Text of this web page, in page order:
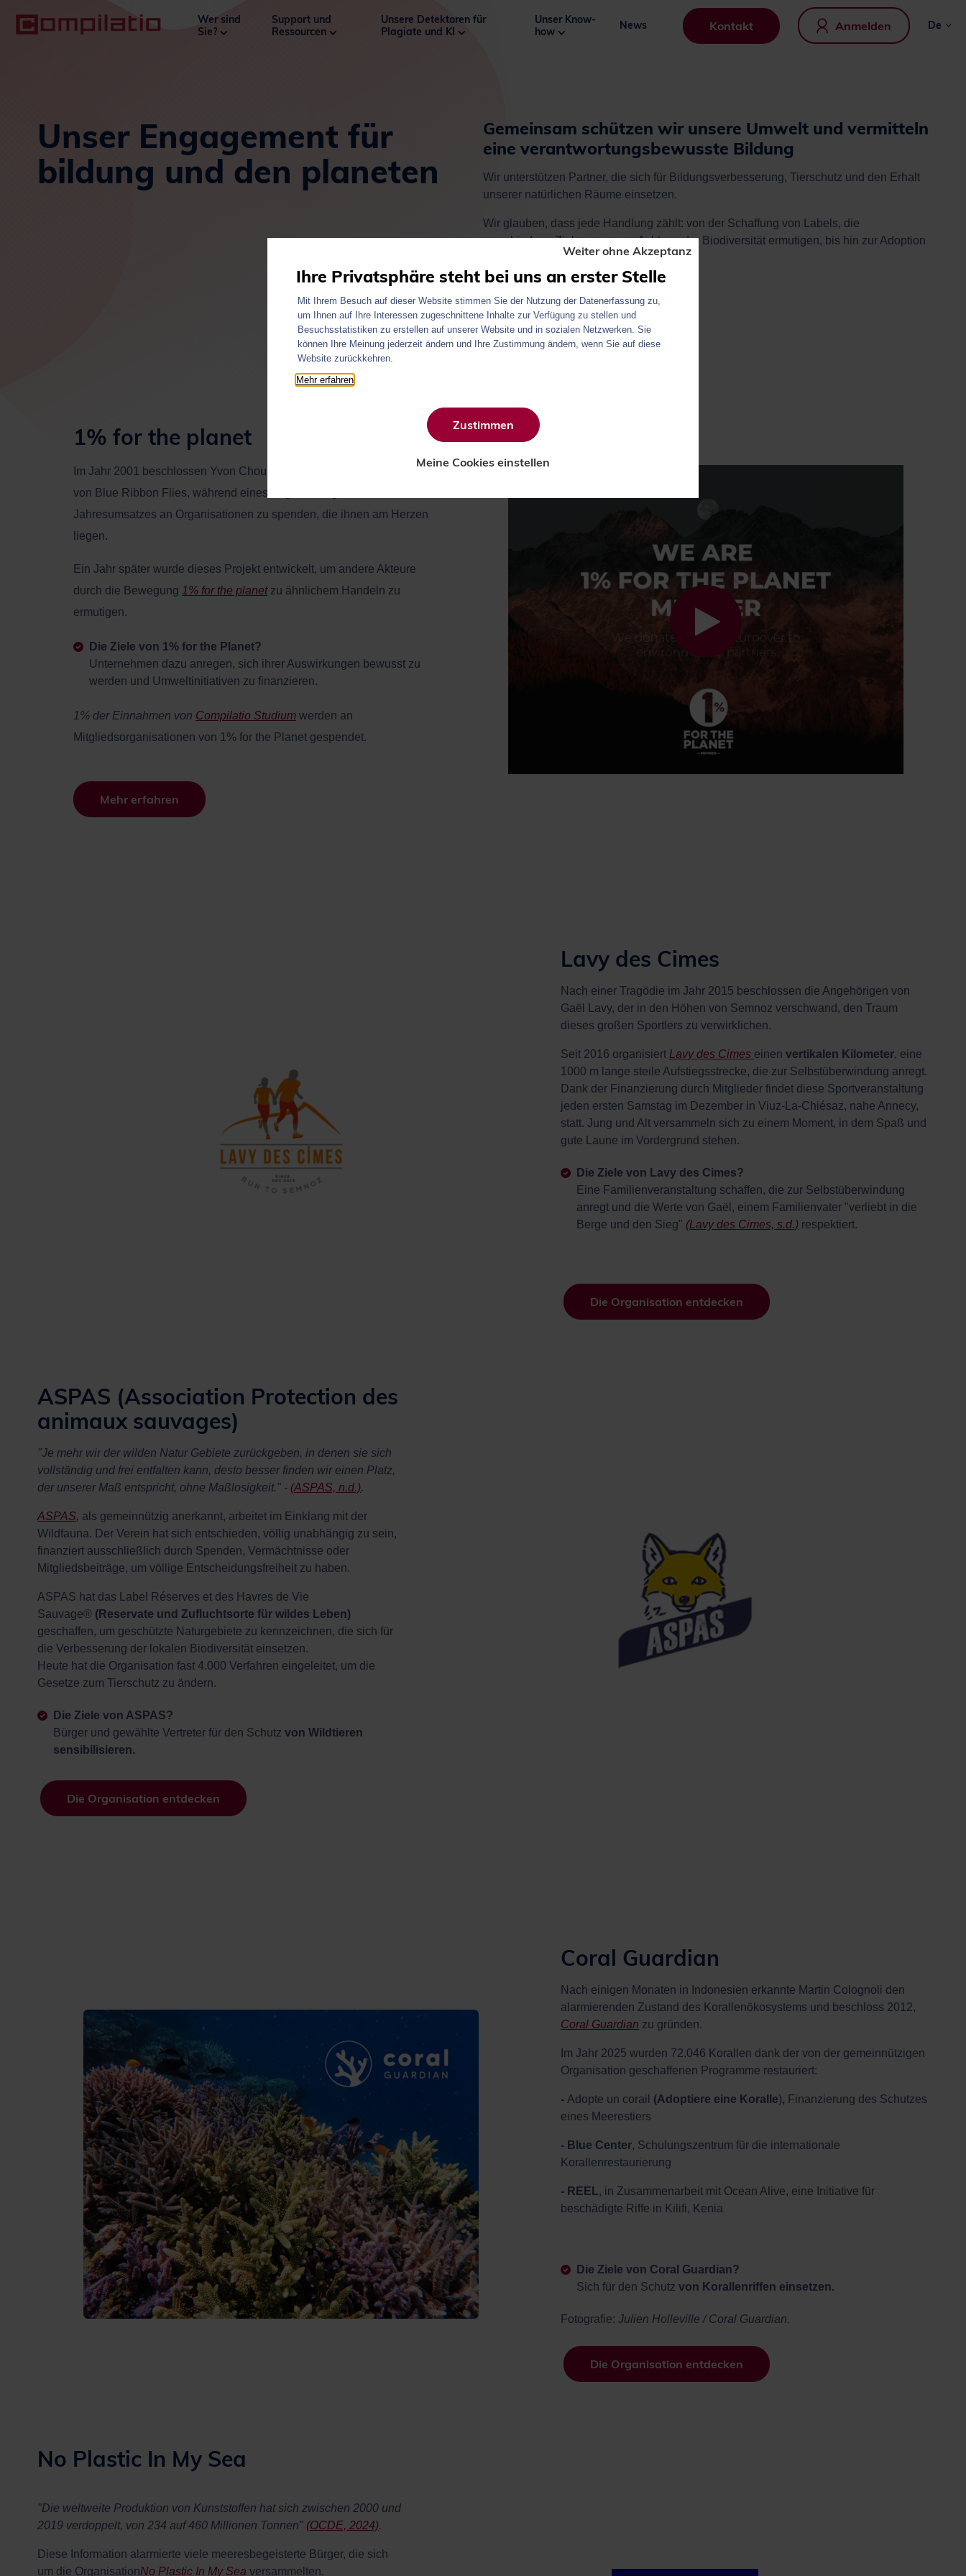
Wer sind
Sie?
Support und
Ressourcen
Unsere Detektoren für
Plagiate und KI
Unser Know-
how
News Kontakt Anmelden de
Unser Engagement für
bildung und den planeten
Gemeinsam schützen wir unsere Umwelt und vermitteln
eine verantwortungsbewusste Bildung
Wir unterstützen Partner, die sich für Bildungsverbesserung, Tierschutz und den Erhalt
unserer natürlichen Räume einsetzen.
Wir glauben, dass jede Handlung zählt: von der Schaffung von Labels, die
verschiedene Zielgruppen zur Achtung der Biodiversität ermutigen, bis hin zur Adoption
1% for the planet
Im Jahr 2001 beschlossen Yvon Chouinard und Craig Matthews, Gründer
von Blue Ribbon Flies, während eines Angelausflugs, 1% ihres
Jahresumsatzes an Organisationen zu spenden, die ihnen am Herzen
liegen.
Ein Jahr später wurde dieses Projekt entwickelt, um andere Akteure
durch die Bewegung 1% for the planet zu ähnlichem Handeln zu
ermutigen.
Die Ziele von 1% for the Planet?
Unternehmen dazu anregen, sich ihrer Auswirkungen bewusst zu
werden und Umweltinitiativen zu finanzieren.
1% der Einnahmen von Compilatio Studium werden an
Mitgliedsorganisationen von 1% for the Planet gespendet.
Mehr erfahren
Lavy des Cimes
Nach einer Tragödie im Jahr 2015 beschlossen die Angehörigen von
Gaël Lavy, der in den Höhen von Semnoz verschwand, den Traum
dieses großen Sportlers zu verwirklichen.
Seit 2016 organisiert Lavy des Cimes einen vertikalen Kilometer, eine
1000 m lange steile Aufstiegsstrecke, die zur Selbstüberwindung anregt.
Dank der Finanzierung durch Mitglieder findet diese Sportveranstaltung
jeden ersten Samstag im Dezember in Viuz-La-Chiésaz, nahe Annecy,
statt. Jung und Alt versammeln sich zu einem Moment, in dem Spaß und
gute Laune im Vordergrund stehen.
Die Ziele von Lavy des Cimes?
Eine Familienveranstaltung schaffen, die zur Selbstüberwindung
anregt und die Werte von Gaël, einem Familienvater "verliebt in die
Berge und den Sieg" (Lavy des Cimes, s.d.) respektiert.
Die Organisation entdecken
ASPAS (Association Protection des
animaux sauvages)
"Je mehr wir der wilden Natur Gebiete zurückgeben, in denen sie sich
vollständig und frei entfalten kann, desto besser finden wir einen Platz,
der unserer Maß entspricht, ohne Maßlosigkeit." - (ASPAS, n.d.).
ASPAS, als gemeinnützig anerkannt, arbeitet im Einklang mit der
Wildfauna. Der Verein hat sich entschieden, völlig unabhängig zu sein,
finanziert ausschließlich durch Spenden, Vermächtnisse oder
Mitgliedsbeiträge, um völlige Entscheidungsfreiheit zu haben.
ASPAS hat das Label Réserves et des Havres de Vie
Sauvage® (Reservate und Zufluchtsorte für wildes Leben)
geschaffen, um geschützte Naturgebiete zu kennzeichnen, die sich für
die Verbesserung der lokalen Biodiversität einsetzen.
Heute hat die Organisation fast 4.000 Verfahren eingeleitet, um die
Gesetze zum Tierschutz zu ändern.
Die Ziele von ASPAS?
Bürger und gewählte Vertreter für den Schutz von Wildtieren
sensibilisieren.
Die Organisation entdecken
Coral Guardian
Nach einigen Monaten in Indonesien erkannte Martin Colognoli den
alarmierenden Zustand des Korallenökosystems und beschloss 2012,
Coral Guardian zu gründen.
Im Jahr 2025 wurden 72.046 Korallen dank der von der gemeinnützigen
Organisation geschaffenen Programme restauriert:
- Adopte un corail (Adoptiere eine Koralle), Finanzierung des Schutzes
eines Meerestiers
- Blue Center, Schulungszentrum für die internationale
Korallenrestaurierung
- REEL, in Zusammenarbeit mit Ocean Alive, eine Initiative für
beschädigte Riffe in Kilifi, Kenia
Die Ziele von Coral Guardian?
Sich für den Schutz von Korallenriffen einsetzen.
Fotografie: Julien Holleville / Coral Guardian.
Die Organisation entdecken
No Plastic In My Sea
"Die weltweite Produktion von Kunststoffen hat sich zwischen 2000 und
2019 verdoppelt, von 234 auf 460 Millionen Tonnen" (OCDE, 2024).
Diese Information alarmierte viele meeresbegeisterte Bürger, die sich
um die OrganisationNo Plastic In My Sea versammelten.
Ihre Privatsphäre steht bei uns an erster Stelle
Mit Ihrem Besuch auf dieser Website stimmen Sie der Nutzung der Datenerfassung zu,
um Ihnen auf Ihre Interessen zugeschnittene Inhalte zur Verfügung zu stellen und
Besuchsstatistiken zu erstellen auf unserer Website und in sozialen Netzwerken. Sie
können Ihre Meinung jederzeit ändern und Ihre Zustimmung ändern, wenn Sie auf diese
Website zurückkehren.
Mehr erfahren
Zustimmen
Weiter ohne Akzeptanz
Meine Cookies einstellen